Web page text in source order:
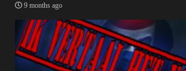
9 months ago